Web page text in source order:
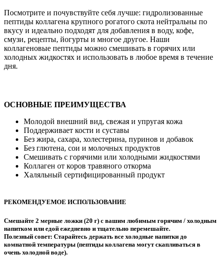
Посмотрите и почувствуйте себя лучше: гидролизованные
пептиды коллагена крупного рогатого скота нейтральны по
вкусу и идеально подходят для добавления в воду, кофе,
смузи, рецепты, йогурты и многое другое. Наши
коллагеновые пептиды можно смешивать в горячих или
холодных жидкостях и использовать в любое время в течение
дня.
ОСНОВНЫЕ ПРЕИМУЩЕСТВА
Молодой внешний вид, свежая и упругая кожа
Поддерживает кости и суставы
Без жира, сахара, холестерина, пуринов и добавок
Без глютена, сои и молочных продуктов
Смешивать с горячими или холодными жидкостями
Коллаген от коров травяного откорма
Халяльный сертифицированный продукт
РЕКОМЕНДУЕМОЕ ИСПОЛЬЗОВАНИЕ
Смешайте 2 мерные ложки (20 г) с вашим любимым горячим / холодным
напитком или едой ежедневно и тщательно перемешайте.
Полезный совет: Старайтесь держать все холодные напитки до
комнатной температуры (пептиды коллагена могут скапливаться в
очень холодной воде).